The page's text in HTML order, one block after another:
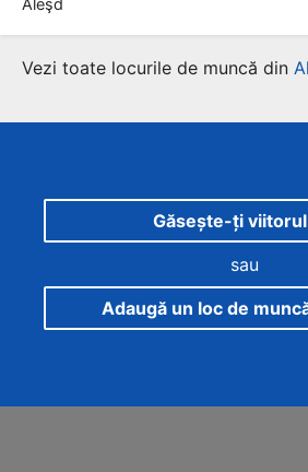
Aleşd
Vezi toate locurile de muncă din
Găsește-ți
sau
Adaugă un loc de